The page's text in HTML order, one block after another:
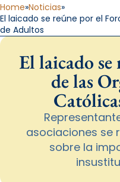
Home Noticias
El laicado se reúne por el
de Adultos
El laicado
de las
asociaciones se
sobre la